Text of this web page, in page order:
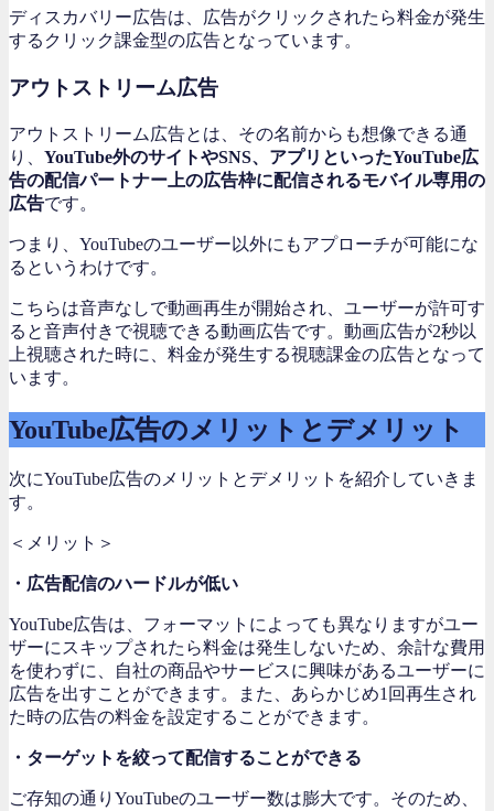
ディスカバリー広告は、広告がクリックされたら料金が発生
するクリック課金型の広告となっています。
アウトストリーム広告
アウトストリーム広告とは、その名前からも想像できる通
り、 YouTube外のサイトやSNS、アプリといったYouTube広
告の配信パートナー上の広告枠に配信されるモバイル専用の
広告です。
つまり、YouTubeのユーザー以外にもアプローチが可能にな
るというわけです。
こちらは音声なしで動画再生が開始され、ユーザーが許可す
ると音声付きで視聴できる動画広告です。動画広告が2秒以
上視聴された時に、料金が発生する視聴課金の広告となって
います。
YouTube広告のメリットとデメリット
次にYouTube広告のメリットとデメリットを紹介していきま
す。
＜メリット＞
・広告配信のハードルが低い
YouTube広告は、フォーマットによっても異なりますがユー
ザーにスキップされたら料金は発生しないため、余計な費用
を使わずに、自社の商品やサービスに興味があるユーザーに
広告を出すことができます。また、あらかじめ1回再生され
た時の広告の料金を設定することができます。
・ターゲットを絞って配信することができる
ご存知の通りYouTubeのユーザー数は膨大です。そのため、